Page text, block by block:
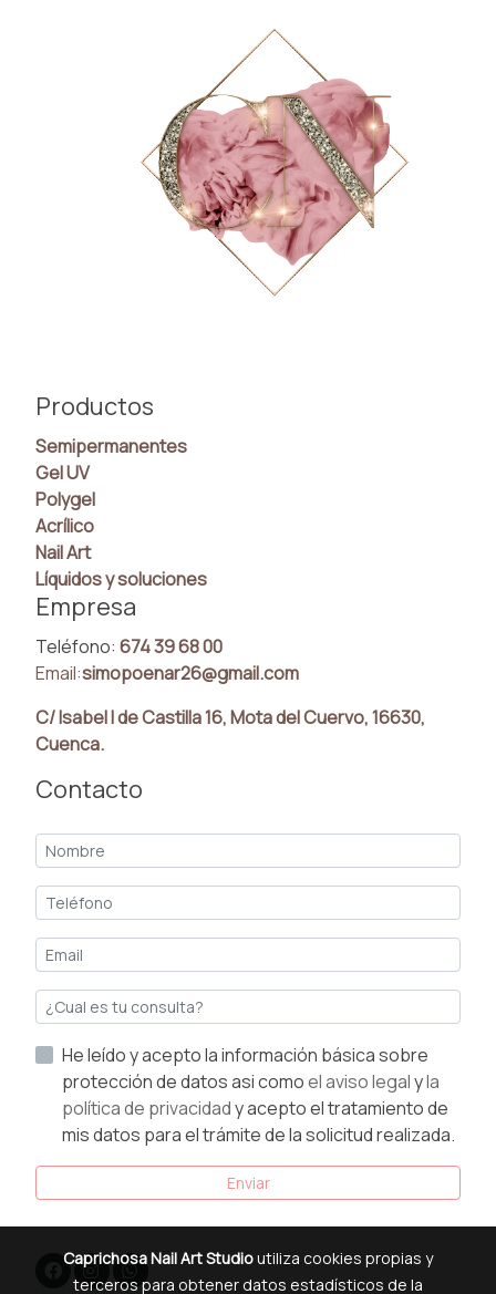
Productos
Semipermanentes
Gel UV
Polygel
Acrílico
Nail Art
Líquidos y soluciones
Empresa
Teléfono: 674 39 68 00
Email:simopoenar26@gmail.com
C/ Isabel I de Castilla 16, Mota del Cuervo, 16630,
Cuenca.
Contacto
He leído y acepto la información básica sobre
protección de datos asi comoel aviso legalyla
política de privacidady acepto el tratamiento de
mis datos para el trámite de la solicitud realizada.
Enviar
Caprichosa Nail Art Studioutiliza cookies propias y
terceros para obtener datos estadísticos de la